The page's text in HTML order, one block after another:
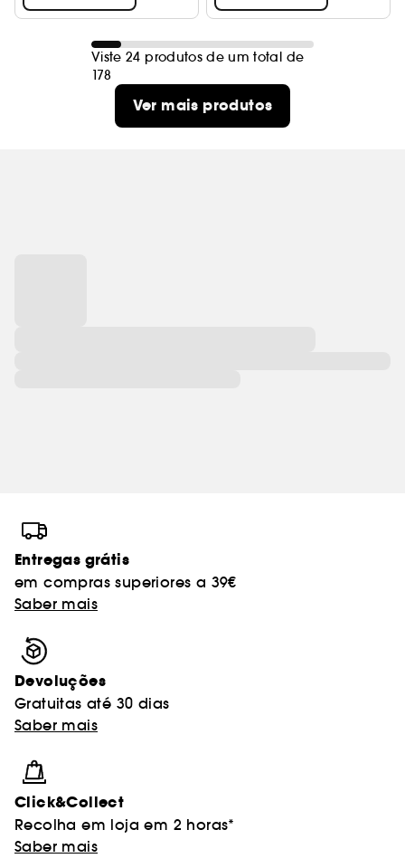
Viste 24 produtos de um total de
178
Ver mais produtos
Entregas grátis
em compras superiores a 39€
Saber mais
Devoluções
Gratuitas até 30 dias
Saber mais
Click&Collect
Recolha em loja em 2 horas*
Saber mais